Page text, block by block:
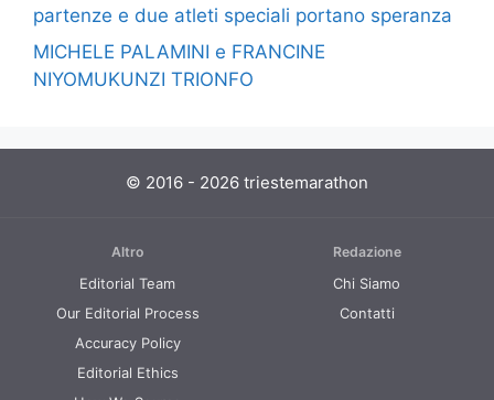
partenze e due atleti speciali portano speranza
MICHELE PALAMINI e FRANCINE
NIYOMUKUNZI TRIONFO
© 2016 - 2026 triestemarathon
Altro
Editorial Team
Our Editorial Process
Accuracy Policy
Editorial Ethics
Redazione
Chi Siamo
Contatti